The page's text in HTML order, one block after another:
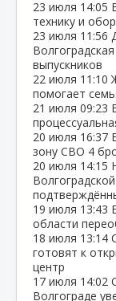
23 июля 14:05
технику и
23 июля 11:56
выпускников
22 июля 11:10
помогает
21 июля 09:23
20 июля 16:37
зону СВО 4
20 июля 14:15
19 июля 13:43
области
18 июля 13:14
готовят к
центр
17 июля 14:02
Волгограде